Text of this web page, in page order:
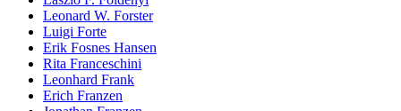
Leonard W. Forster
Luigi Forte
Erik Fosnes Hansen
Rita Franceschini
Leonhard Frank
Erich Franzen